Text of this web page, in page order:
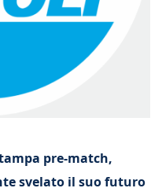
pre-match,
svelato il suo futuro